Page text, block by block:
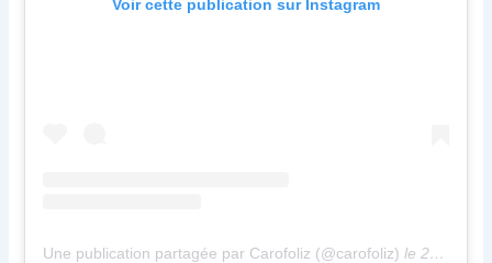
Voir cette publication sur Instagram
Une publication partagée par Carofoliz (@carofoliz) le21 Mars 2020 à 8 :26 PDT